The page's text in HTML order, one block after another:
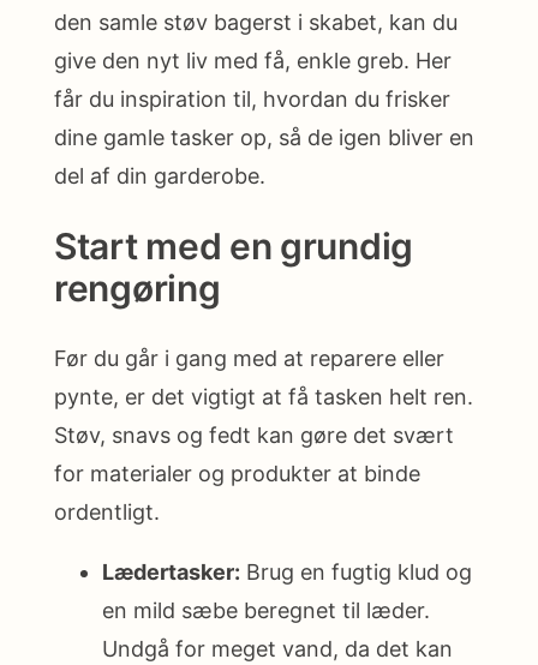
den samle støv bagerst i skabet, kan du
give den nyt liv med få, enkle greb. Her
får du inspiration til, hvordan du frisker
dine gamle tasker op, så de igen bliver en
del af din garderobe.
Start med en grundig
rengøring
Før du går i gang med at reparere eller
pynte, er det vigtigt at få tasken helt ren.
Støv, snavs og fedt kan gøre det svært
for materialer og produkter at binde
ordentligt.
Lædertasker: Brug en fugtig klud og
en mild sæbe beregnet til læder.
Undgå for meget vand, da det kan